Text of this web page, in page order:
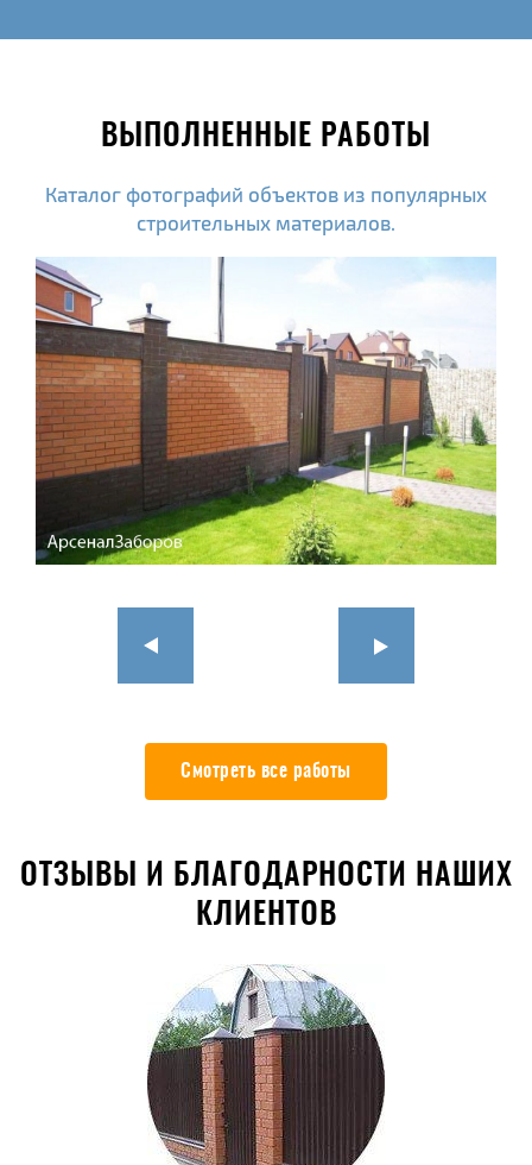
ВЫПОЛНЕННЫЕ РАБОТЫ
Каталог фотографий объектов из популярных
строительных материалов.
Смотреть все работы
ОТЗЫВЫ И БЛАГОДАРНОСТИ НАШИХ
КЛИЕНТОВ